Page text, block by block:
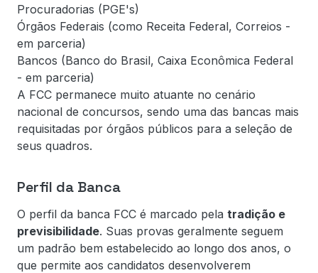
Procuradorias (PGE's)
Órgãos Federais (como Receita Federal, Correios -
em parceria)
Bancos (Banco do Brasil, Caixa Econômica Federal
- em parceria)
A FCC permanece muito atuante no cenário
nacional de concursos, sendo uma das bancas mais
requisitadas por órgãos públicos para a seleção de
seus quadros.
Perfil da Banca
O perfil da banca FCC é marcado pela tradição e
previsibilidade. Suas provas geralmente seguem
um padrão bem estabelecido ao longo dos anos, o
que permite aos candidatos desenvolverem